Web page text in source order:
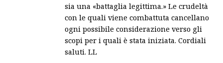
sia una «battaglia legittima.» Le crudeltà
con le quali viene combattuta cancellano
ogni possibile considerazione verso gli
scopi per i quali è stata iniziata. Cordiali
saluti. LL